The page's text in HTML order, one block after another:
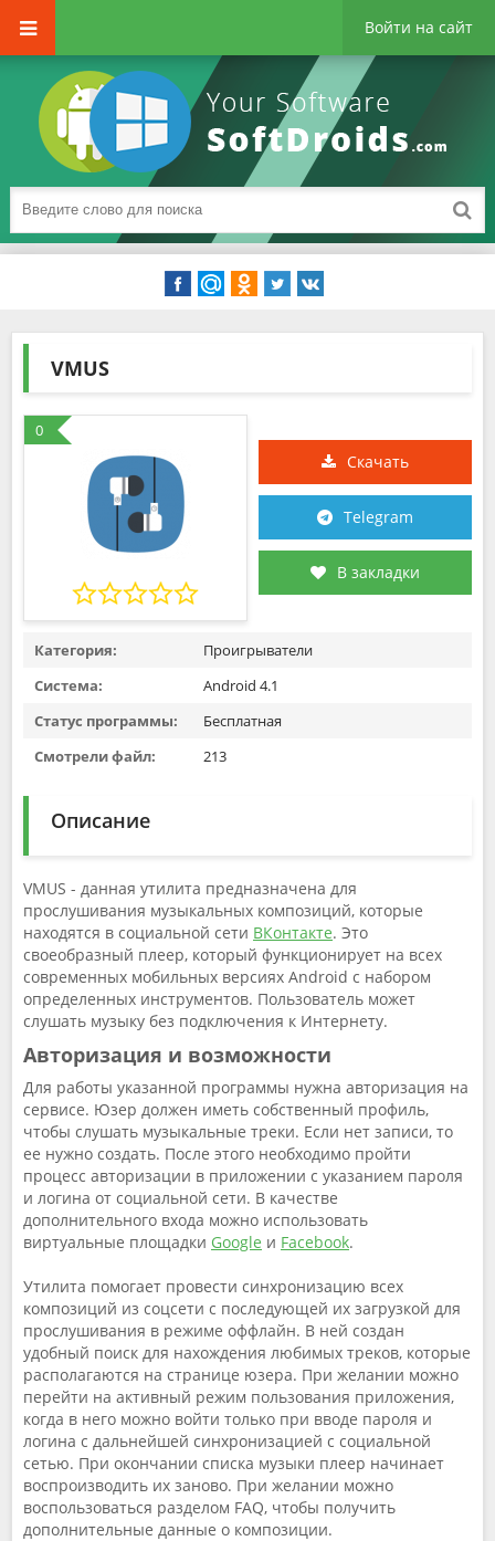
Войти на сайт
VMUS
0
Скачать
Telegram
В закладки
Категория:
Проигрыватели
Система:
Android 4.1
Статус программы:
Бесплатная
Смотрели файл:
213
Описание
VMUS - данная утилита предназначена для
прослушивания музыкальных композиций, которые
находятся в социальной сети ВКонтакте. Это
своеобразный плеер, который функционирует на всех
современных мобильных версиях Android с набором
определенных инструментов. Пользователь может
слушать музыку без подключения к Интернету.
Авторизация и возможности
Для работы указанной программы нужна авторизация на
сервисе. Юзер должен иметь собственный профиль,
чтобы слушать музыкальные треки. Если нет записи, то
ее нужно создать. После этого необходимо пройти
процесс авторизации в приложении с указанием пароля
и логина от социальной сети. В качестве
дополнительного входа можно использовать
виртуальные площадки Google и Facebook.
Утилита помогает провести синхронизацию всех
композиций из соцсети с последующей их загрузкой для
прослушивания в режиме оффлайн. В ней создан
удобный поиск для нахождения любимых треков, которые
располагаются на странице юзера. При желании можно
перейти на активный режим пользования приложения,
когда в него можно войти только при вводе пароля и
логина с дальнейшей синхронизацией с социальной
сетью. При окончании списка музыки плеер начинает
воспроизводить их заново. При желании можно
воспользоваться разделом FAQ, чтобы получить
дополнительные данные о композиции.